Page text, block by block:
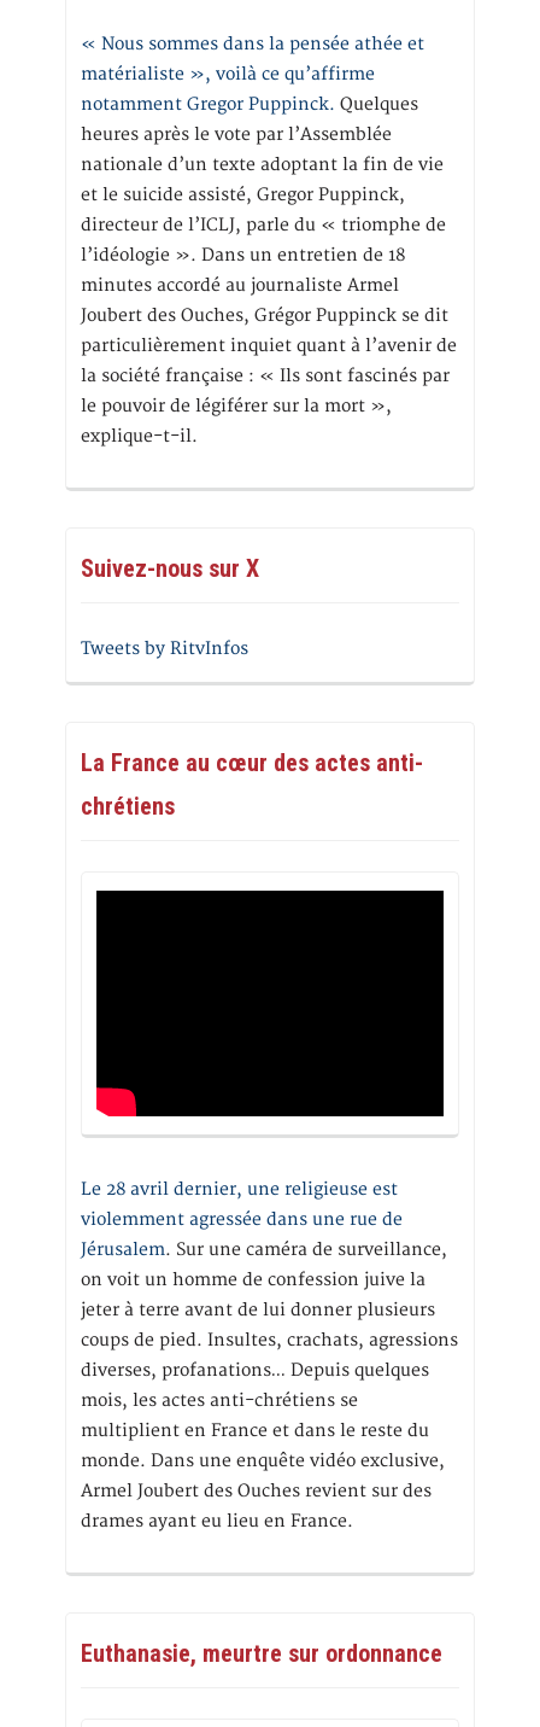
« Nous sommes dans la pensée athée et
matérialiste », voilà ce qu’affirme
notamment Gregor Puppinck. Quelques
heures après le vote par l’Assemblée
nationale d’un texte adoptant la fin de vie
et le suicide assisté, Gregor Puppinck,
directeur de l’ICLJ, parle du « triomphe de
l’idéologie ». Dans un entretien de 18
minutes accordé au journaliste Armel
Joubert des Ouches, Grégor Puppinck se dit
particulièrement inquiet quant à l’avenir de
la société française : « Ils sont fascinés par
le pouvoir de légiférer sur la mort »,
explique-t-il.
Suivez-nous sur X
Tweets by RitvInfos
La France au cœur des actes anti-
chrétiens
Le 28 avril dernier, une religieuse est
violemment agressée dans une rue de
Jérusalem. Sur une caméra de surveillance,
on voit un homme de confession juive la
jeter à terre avant de lui donner plusieurs
coups de pied. Insultes, crachats, agressions
diverses, profanations… Depuis quelques
mois, les actes anti-chrétiens se
multiplient en France et dans le reste du
monde. Dans une enquête vidéo exclusive,
Armel Joubert des Ouches revient sur des
drames ayant eu lieu en France.
Euthanasie, meurtre sur ordonnance